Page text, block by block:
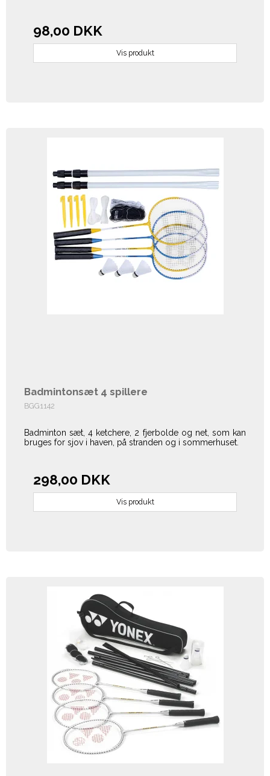
98,00 DKK
Vis produkt
Badmintonsæt 4 spillere
BGG1142
Badminton sæt, 4 ketchere, 2 fjerbolde og net, som kan
bruges for sjov i haven, på stranden og i sommerhuset.
298,00 DKK
Vis produkt